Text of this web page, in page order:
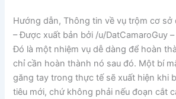
Hướng dẫn, Thông tin về vụ trộm cơ sở
– Được xuất bản bởi /u/DatCamaroGuy
Đó là một nhiệm vụ dễ dàng để hoàn
chỉ cần hoàn thành nó sau đó. Một bí
găng tay trong thực tế sẽ xuất hiện khi
tiêu mới, chứ không phải nếu đoạn cắt